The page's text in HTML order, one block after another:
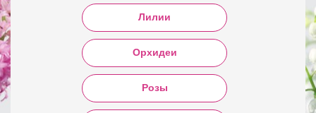
Лилии
Орхидеи
Розы